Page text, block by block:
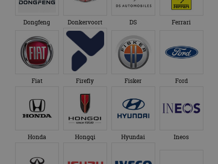
Dongfeng Donkervoort DS Ferrari
Fiat Firefly Fisker Ford
Honda Hongqi Hyundai Ineos